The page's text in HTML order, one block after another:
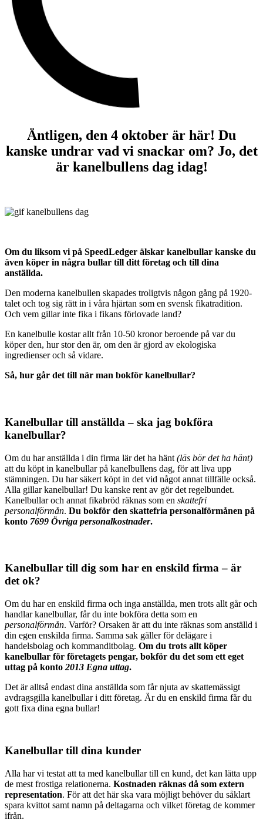
Äntligen, den 4 oktober är här! Du
kanske undrar vad vi snackar om? Jo, det
är kanelbullens dag idag!
Om du liksom vi på SpeedLedger älskar kanelbullar kanske du
även köper in några bullar till ditt företag och till dina
anställda.
Den moderna kanelbullen skapades troligtvis någon gång på 1920-
talet och tog sig rätt in i våra hjärtan som en svensk fikatradition.
Och vem gillar inte fika i fikans förlovade land?
En kanelbulle kostar allt från 10-50 kronor beroende på var du
köper den, hur stor den är, om den är gjord av ekologiska
ingredienser och så vidare.
Så, hur går det till när man bokför kanelbullar?
Kanelbullar till anställda – ska jag bokföra
kanelbullar?
Om du har anställda i din firma lär det ha hänt (läs bör det ha hänt)
att du köpt in kanelbullar på kanelbullens dag, för att liva upp
stämningen. Du har säkert köpt in det vid något annat tillfälle också.
Alla gillar kanelbullar! Du kanske rent av gör det regelbundet.
Kanelbullar och annat fikabröd räknas som en skattefri
personalförmån. Du bokför den skattefria personalförmånen på
konto 7699 Övriga personalkostnader.
Kanelbullar till dig som har en enskild firma – är
det ok?
Om du har en enskild firma och inga anställda, men trots allt går och
handlar kanelbullar, får du inte bokföra detta som en
personalförmån. Varför? Orsaken är att du inte räknas som anställd i
din egen enskilda firma. Samma sak gäller för delägare i
handelsbolag och kommanditbolag. Om du trots allt köper
kanelbullar för företagets pengar, bokför du det som ett eget
uttag på konto 2013 Egna uttag.
Det är alltså endast dina anställda som får njuta av skattemässigt
avdragsgilla kanelbullar i ditt företag. Är du en enskild firma får du
gott fixa dina egna bullar!
Kanelbullar till dina kunder
Alla har vi testat att ta med kanelbullar till en kund, det kan lätta upp
de mest frostiga relationerna. Kostnaden räknas då som extern
representation. För att det här ska vara möjligt behöver du såklart
spara kvittot samt namn på deltagarna och vilket företag de kommer
ifrån.